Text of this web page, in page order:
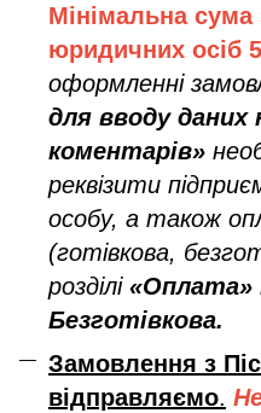
Мінімальна
юридичних осіб
оформленні
для вводу даних
коментарів»
реквізити
особу, а також
(готівкова,
розділі «Оплата»
Безготівкова.
Замовлення з
відправляємо.